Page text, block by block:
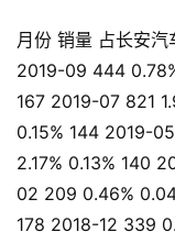
月份 销量 占长安
2019-09 444
167 2019-07 821
0.15% 144 2019-
2.17% 0.13% 140
02 209 0.46%
178 2018-12 339